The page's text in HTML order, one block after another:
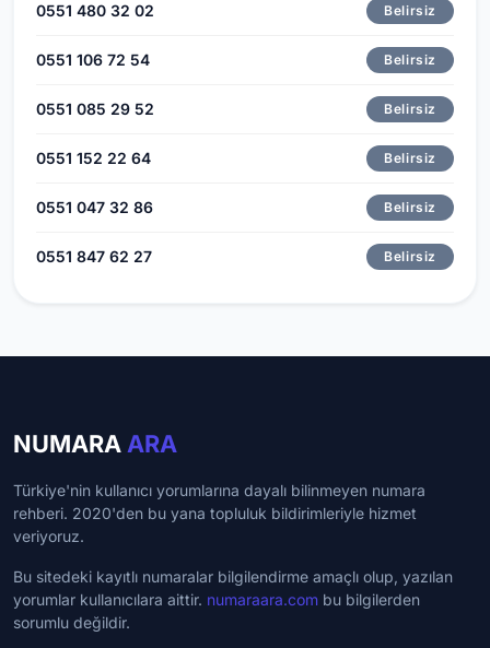
0551 480 32 02 Belirsiz
0551 106 72 54 Belirsiz
0551 085 29 52 Belirsiz
0551 152 22 64 Belirsiz
0551 047 32 86 Belirsiz
0551 847 62 27 Belirsiz
NUMARA ARA
Türkiye'nin kullanıcı yorumlarına dayalı bilinmeyen numara
rehberi. 2020'den bu yana topluluk bildirimleriyle hizmet
veriyoruz.
Bu sitedeki kayıtlı numaralar bilgilendirme amaçlı olup, yazılan
yorumlar kullanıcılara aittir. numaraara.com bu bilgilerden
sorumlu değildir.